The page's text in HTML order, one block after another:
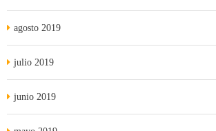
agosto 2019
julio 2019
junio 2019